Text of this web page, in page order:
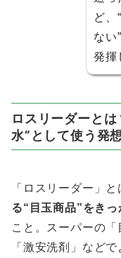
ど、
ない
発揮
ロスリーダーと
水”として使う発想
「ロスリーダー」と
る“目玉商品”をき
こと。スーパーの
「激安洗剤」など